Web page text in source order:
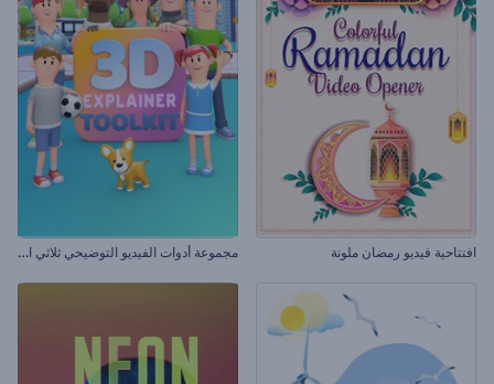
افتتاحية فيديو رمضان ملونة م
جموعة أدوات الفيديو التوضيحي ثلاثي الأبعاد